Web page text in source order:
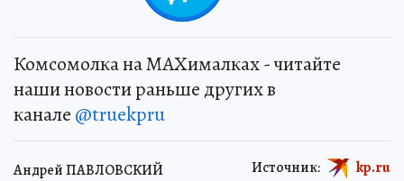
Комсомолка на MAXималках - читайте
наши новости раньше других в
канале @truekpru
Андрей ПАВЛОВСКИЙ Источник: kp.ru